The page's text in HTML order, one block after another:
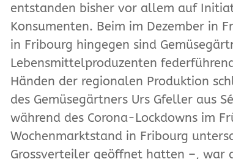
entstanden bisher vor allem auf
Konsumenten. Beim im Dezember in
in Fribourg hingegen sind
Lebensmittelproduzenten
Händen der regionalen Produktion
des Gemüsegärtners Urs Gfeller aus
während des Corona-Lockdowns im
Wochenmarktstand in Fribourg
Grossverteiler geöffnet hatten –, war